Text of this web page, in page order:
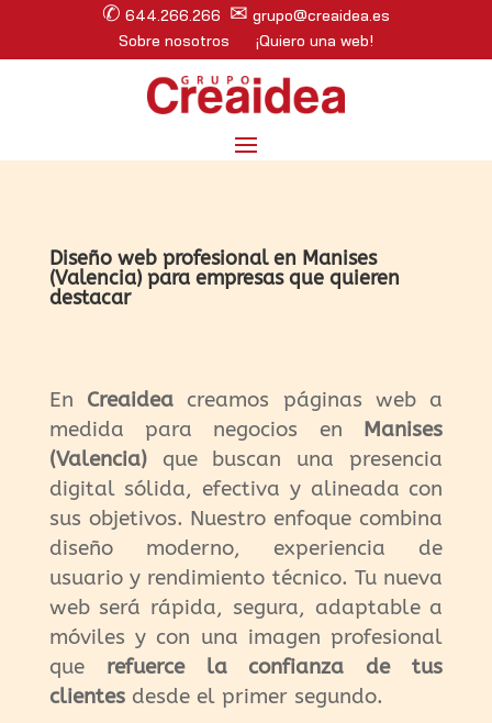
✆ 644.266.266 ✉ grupo@creaidea.es
Sobre nosotros
¡Quiero una web!
Diseño web profesional en Manises
(Valencia) para empresas que quieren
destacar
En Creaidea creamos páginas web a
medida para negocios en Manises
(Valencia)que buscan una presencia
digital sólida, efectiva y alineada con
sus objetivos. Nuestro enfoque combina
diseño moderno, experiencia de
usuario y rendimiento técnico. Tu nueva
web será rápida, segura, adaptable a
móviles y con una imagen profesional
que refuerce la confianza de tus
clientesdesde el primer segundo.